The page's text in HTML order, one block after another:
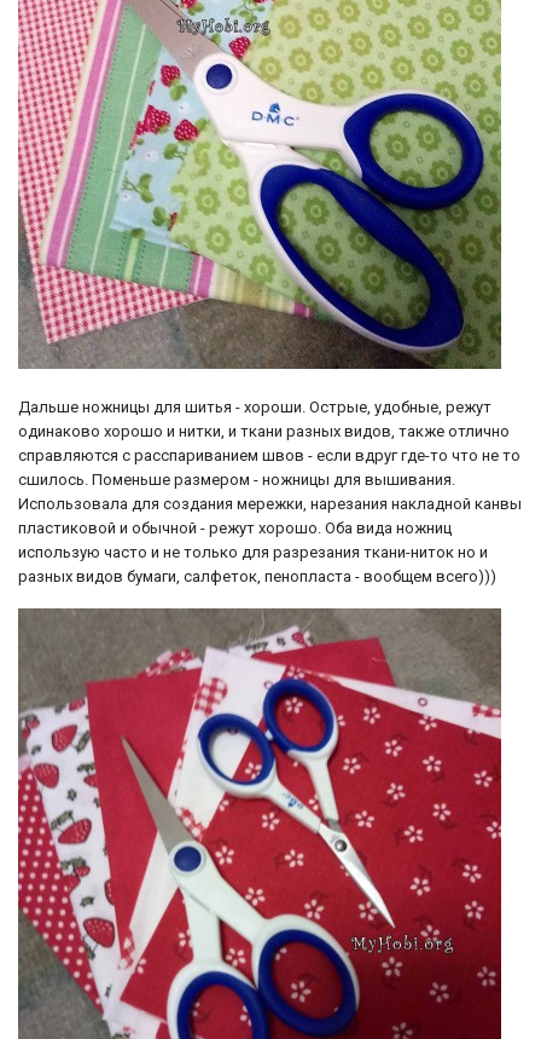
Дальше ножницы для шитья - хороши. Острые, удобные, режут
одинаково хорошо и нитки, и ткани разных видов, также отлично
справляются с расспариванием швов - если вдруг где-то что не то
сшилось. Поменьше размером - ножницы для вышивания.
Использовала для создания мережки, нарезания накладной канвы
пластиковой и обычной - режут хорошо. Оба вида ножниц
использую часто и не только для разрезания ткани-ниток но и
разных видов бумаги, салфеток, пенопласта - вообщем всего)))